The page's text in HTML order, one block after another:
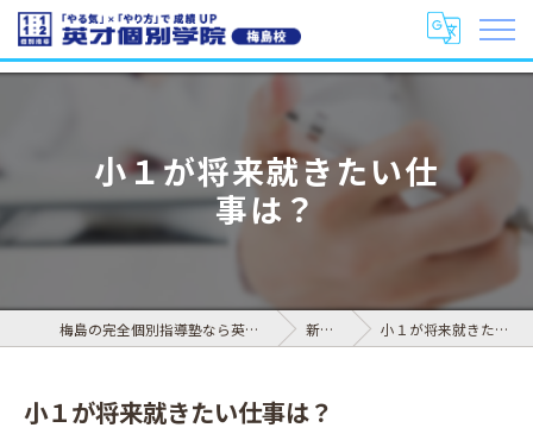
小１が将来就きたい仕
事は？
梅島の完全個別指導塾なら英才個別学院 梅島校 新着情報 小１が将来就きたい仕事は？
小１が将来就きたい仕事は？